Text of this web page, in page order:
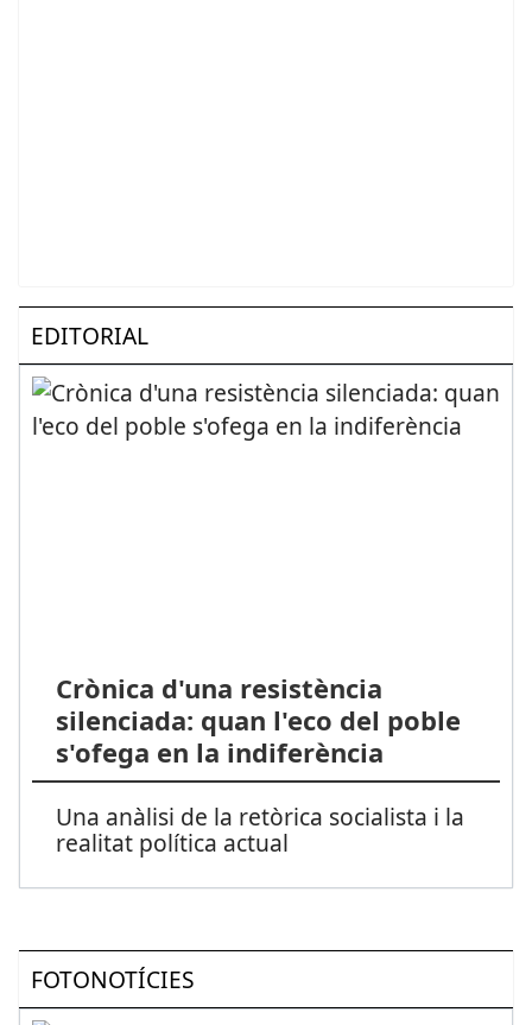
EDITORIAL
Crònica d'una resistència
silenciada: quan l'eco del poble
s'ofega en la indiferència
Una anàlisi de la retòrica socialista i la
realitat política actual
FOTONOTÍCIES